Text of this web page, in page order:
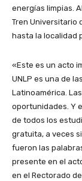
energías limpias.
Tren Universitario
hasta la localidad
«Este es un acto
UNLP es una de
Latinoamérica.
oportunidades. Y
de todos los
gratuita, a veces
fueron las
presente en el
en el Rectorado